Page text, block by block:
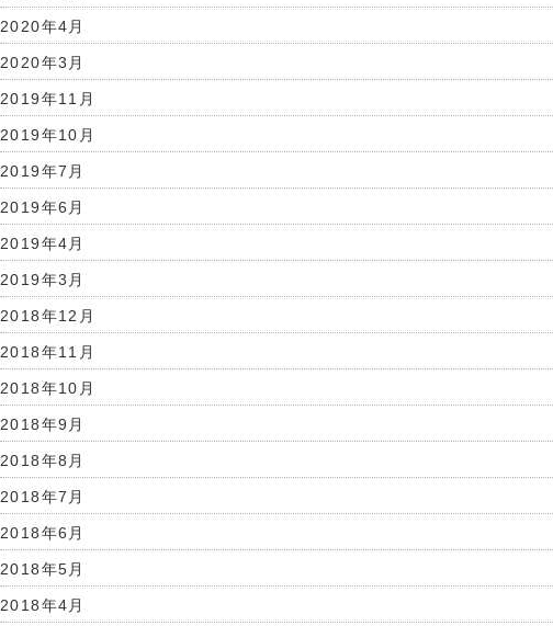
2020年4月
2020年3月
2019年11月
2019年10月
2019年7月
2019年6月
2019年4月
2019年3月
2018年12月
2018年11月
2018年10月
2018年9月
2018年8月
2018年7月
2018年6月
2018年5月
2018年4月